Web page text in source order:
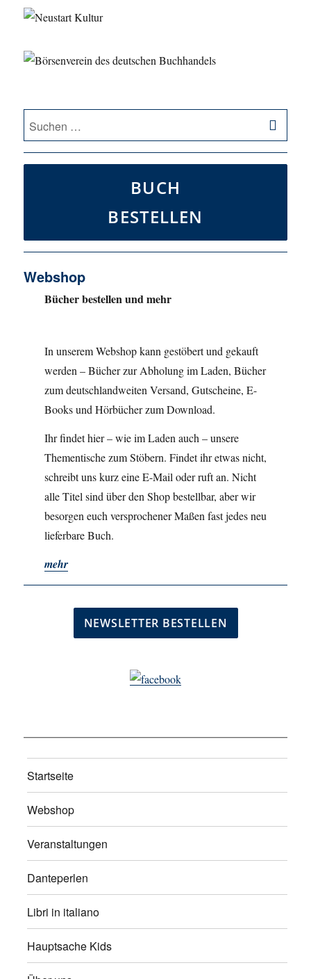
Suche
nach:
BUCH
BESTELLEN
Webshop
Bücher bestellen und mehr
In unserem Webshop kann gestöbert und gekauft
werden – Bücher zur Abholung im Laden, Bücher
zum deutschlandweiten Versand, Gutscheine, E-
Books und Hörbücher zum Download.
Ihr findet hier – wie im Laden auch – unsere
Thementische zum Stöbern. Findet ihr etwas nicht,
schreibt uns kurz eine E-Mail oder ruft an. Nicht
alle Titel sind über den Shop bestellbar, aber wir
besorgen euch versprochener Maßen fast jedes neu
lieferbare Buch.
mehr
Startseite
Webshop
Veranstaltungen
Danteperlen
Libri in italiano
Hauptsache Kids